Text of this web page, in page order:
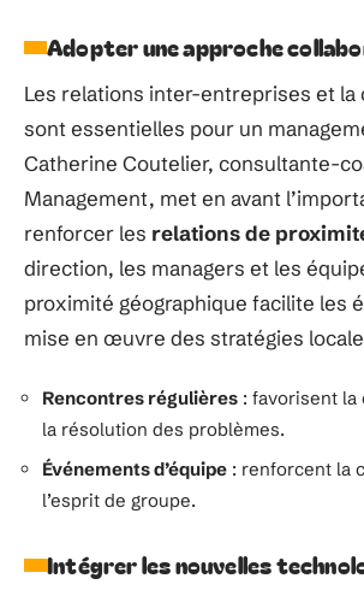
Adopter une approche
Les relations inter-entreprises et la
sont essentielles pour un
Catherine Coutelier, consultante-
Management, met en avant
renforcer les relations de
direction, les managers et les
proximité géographique facilite les
mise en œuvre des stratégies
Rencontres régulières : favorisent la
la résolution des problèmes.
Événements d’équipe : renforcent la
l’esprit de groupe.
Intégrer les nouvelles